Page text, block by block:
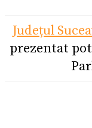
Județul
prezentat